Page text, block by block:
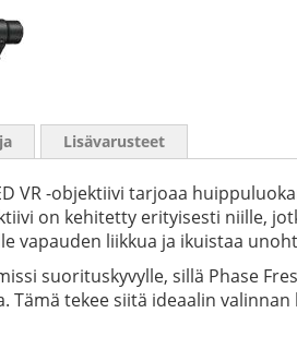
VR -objektiivi tarjoaa
on kehitetty erityisesti niille,
vapauden liikkua ja ikuistaa
suorituskyvylle, sillä Phase
Tämä tekee siitä ideaalin
Lisävarusteet